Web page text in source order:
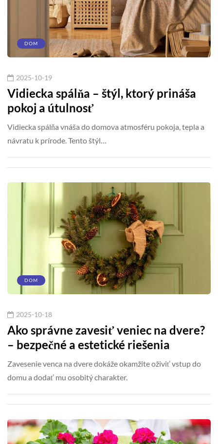
DOM
2025-10-19
Vidiecka spálňa – štýl, ktorý prináša
pokoj a útulnosť
Vidiecka spálňa vnáša do domova atmosféru pokoja, tepla a
návratu k prírode. Tento štýl…
DOM
2025-10-18
Ako správne zavesiť veniec na dvere?
– bezpečné a estetické riešenia
Zavesenie venca na dvere dokáže okamžite oživiť vstup do
domu a dodať mu osobitý charakter.